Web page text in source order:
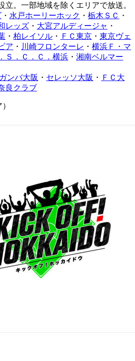
立。一部地域を除くエリアで放送。
・ 水戸ホーリーホック ・ 栃木ＳＣ
・
レッズ ・ 大宮アルディージャ ・
・ 柏レイソル ・ ＦＣ東京 ・ 東京ヴェ
ア ・ 川崎フロンターレ ・ 横浜Ｆ・マ
Ｓ．Ｃ．Ｃ．横浜 ・ 湘南ベルマー
ガンバ大阪 ・ セレッソ大阪 ・ ＦＣ大
良クラブ